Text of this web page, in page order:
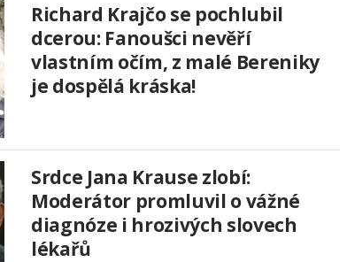
Richard Krajčo se pochlubil
dcerou: Fanoušci nevěří
vlastním očím, z malé Bereniky
je dospělá kráska!
Srdce Jana Krause zlobí:
Moderátor promluvil o vážné
diagnóze i hrozivých slovech
lékařů